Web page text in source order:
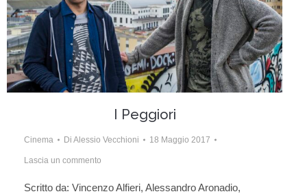
I Peggiori
Cinema Di Alessio Vecchioni 18 Maggio 2017
Lascia un commento
Scritto da: Vincenzo Alfieri, Alessandro Aronadio,